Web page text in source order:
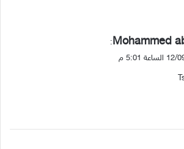
Mohammed
:
5:01 م